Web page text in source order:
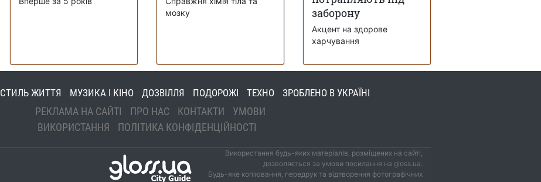
мозку
заборону
Акцент на здорове
харчування
СТИЛЬ ЖИТТЯ МУЗИКА І КІНО ДОЗВІЛЛЯ ПОДОРОЖІ ТЕХНО ЗРОБЛЕНО В УКРАЇНІ
РЕКЛАМА НА САЙТІ ПРО НАС КОНТАКТИ
УМОВИ
ВИКОРИСТАННЯ
ПОЛІТИКА КОНФІДЕНЦІЙНОСТІ
Використання будь-яких матеріалів, розміщених на сайті,
дозволяється за умови посилання на gloss.ua.
Будь-яке копіювання, передрук та відтворення фотографічних